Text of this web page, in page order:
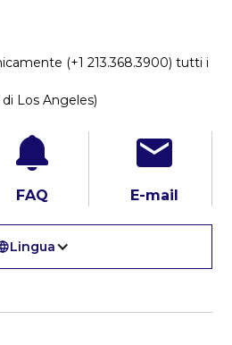
(+1 213.368.3900) tutti i
Los Angeles)
FAQ E-mail
Lingua